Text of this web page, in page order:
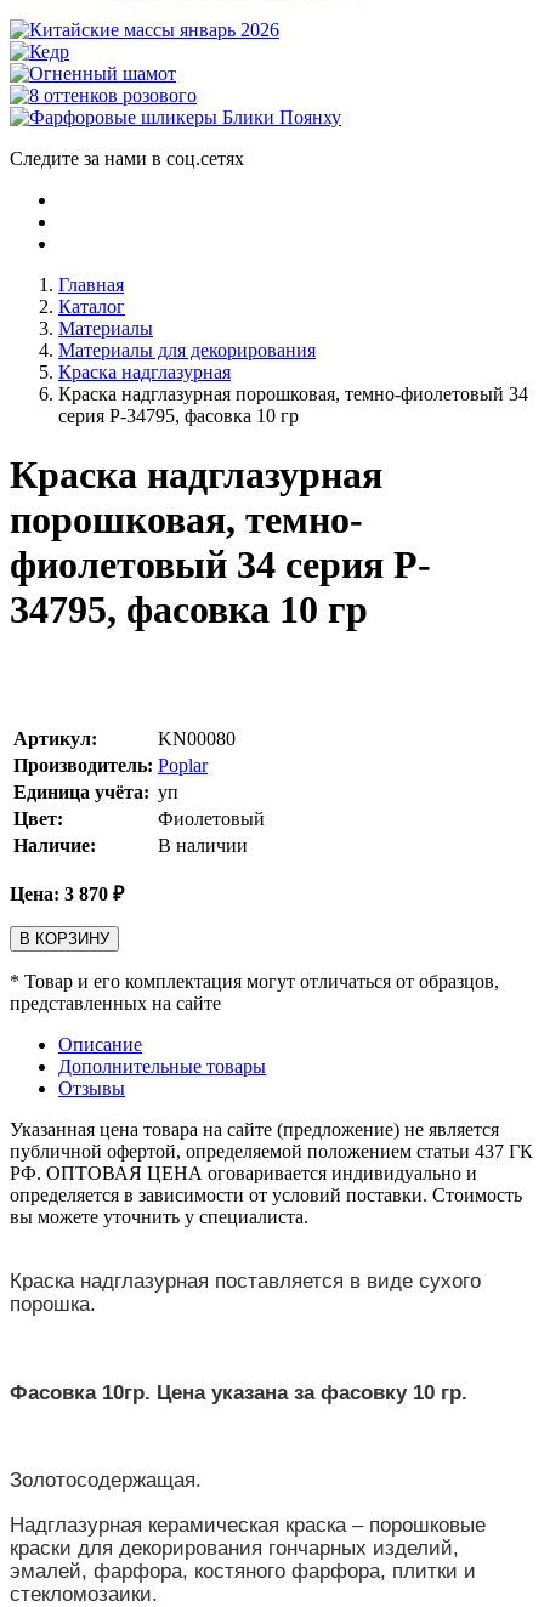
Следите за нами в соц.сетях
Главная
Каталог
Материалы
Материалы для декорирования
Краска надглазурная
Краска надглазурная порошковая, темно-фиолетовый 34
серия P-34795, фасовка 10 гр
Краска надглазурная
порошковая, темно-
фиолетовый 34 серия P-
34795, фасовка 10 гр
Артикул:
KN00080
Производитель: Poplar
Единица учёта: уп
Цвет:
Фиолетовый
Наличие:
В наличии
Цена: 3 870 ₽
В КОРЗИНУ
* Товар и его комплектация могут отличаться от образцов,
представленных на сайте
Описание
Дополнительные товары
Отзывы
Указанная цена товара на сайте (предложение) не является
публичной офертой, определяемой положением статьи 437 ГК
РФ. ОПТОВАЯ ЦЕНА оговаривается индивидуально и
определяется в зависимости от условий поставки. Стоимость
вы можете уточнить у специалиста.
Краска надглазурная поставляется в виде сухого
порошка.
Фасовка 10гр. Цена указана за фасовку 10 гр.
Золотосодержащая.
Надглазурная керамическая краска – порошковые
краски для декорирования гончарных изделий,
эмалей, фарфора, костяного фарфора, плитки и
стекломозаики.